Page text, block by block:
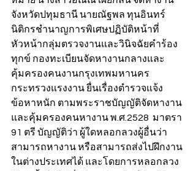
จังหวัดปทุมธานี นายณัฐพล ทุนอินทร์
นิติกรชำนาญการพิเศษปฏิบัติหน้าที่
หัวหน้ากลุ่มตรวจงานและวินิจฉัยคำร้อง
ทุกข์ กองทะเบียนจัดหางานกลางและ
คุ้มครองคนงานกรุงเทพมหานคร
กระทรวงแรงงาน ยื่นเรื่องตำรวจแจ้ง
ข้อหาหนัก ตามพระราชบัญญัติจัดหางาน
และคุ้มครองคนหางาน พ.ศ.2528  มาตรา
91 ตรี บัญญัติว่า ผู้ใดหลอกลวงผู้อื่นว่า
สามารถหางาน หรือสามารถส่งไปฝึกงาน
ในต่างประเทศได้ และโดยการหลอกลวง